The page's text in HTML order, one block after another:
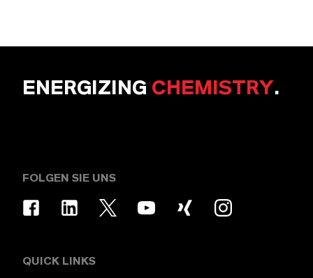
ENERGIZING CHEMISTRY.
FOLGEN SIE UNS
QUICK LINKS